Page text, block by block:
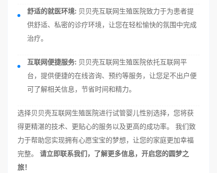
舒适的就医环境: 贝贝壳互联网生殖医院致力于为患者提
供舒适、私密的诊疗环境，让您在轻松愉快的氛围中完成
治疗。
互联网便捷服务: 贝贝壳互联网生殖医院依托互联网平
台，提供便捷的在线咨询、预约等服务，让您足不出户便
可了解相关信息，节省时间和精力。
选择贝贝壳互联网生殖医院进行试管婴儿性别选择，您将获
得更精湛的技术、更贴心的服务以及更高的成功率。 我们致
力于帮助您实现拥有心愿宝宝的梦想，让您的家庭更加幸福
完整。 请立即联系我们，了解更多信息，开启您的圆梦之
旅！